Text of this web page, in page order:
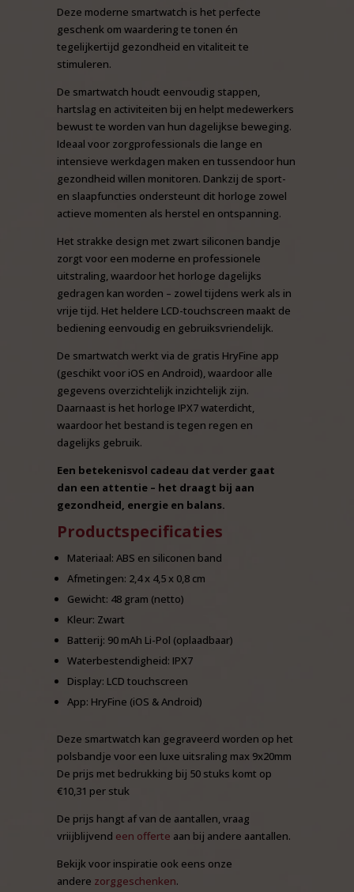
Deze moderne smartwatch is het perfecte
geschenk om waardering te tonen én
tegelijkertijd gezondheid en vitaliteit te
stimuleren.
De smartwatch houdt eenvoudig stappen,
hartslag en activiteiten bij en helpt medewerkers
bewust te worden van hun dagelijkse beweging.
Ideaal voor zorgprofessionals die lange en
intensieve werkdagen maken en tussendoor hun
gezondheid willen monitoren. Dankzij de sport-
en slaapfuncties ondersteunt dit horloge zowel
actieve momenten als herstel en ontspanning.
Het strakke design met zwart siliconen bandje
zorgt voor een moderne en professionele
uitstraling, waardoor het horloge dagelijks
gedragen kan worden – zowel tijdens werk als in
vrije tijd. Het heldere LCD-touchscreen maakt de
bediening eenvoudig en gebruiksvriendelijk.
De smartwatch werkt via de gratis HryFine app
(geschikt voor iOS en Android), waardoor alle
gegevens overzichtelijk inzichtelijk zijn.
Daarnaast is het horloge IPX7 waterdicht,
waardoor het bestand is tegen regen en
dagelijks gebruik.
Een betekenisvol cadeau dat verder gaat
dan een attentie – het draagt bij aan
gezondheid, energie en balans.
Productspecificaties
Materiaal: ABS en siliconen band
Afmetingen: 2,4 x 4,5 x 0,8 cm
Gewicht: 48 gram (netto)
Kleur: Zwart
Batterij: 90 mAh Li-Pol (oplaadbaar)
Waterbestendigheid: IPX7
Display: LCD touchscreen
App: HryFine (iOS & Android)
Deze smartwatch kan gegraveerd worden op het
polsbandje voor een luxe uitsraling max 9x20mm
De prijs met bedrukking bij 50 stuks komt op
€10,31 per stuk
De prijs hangt af van de aantallen, vraag
vriijblijvend een offerte aan bij andere aantallen.
Bekijk voor inspiratie ook eens onze
andere zorggeschenken.